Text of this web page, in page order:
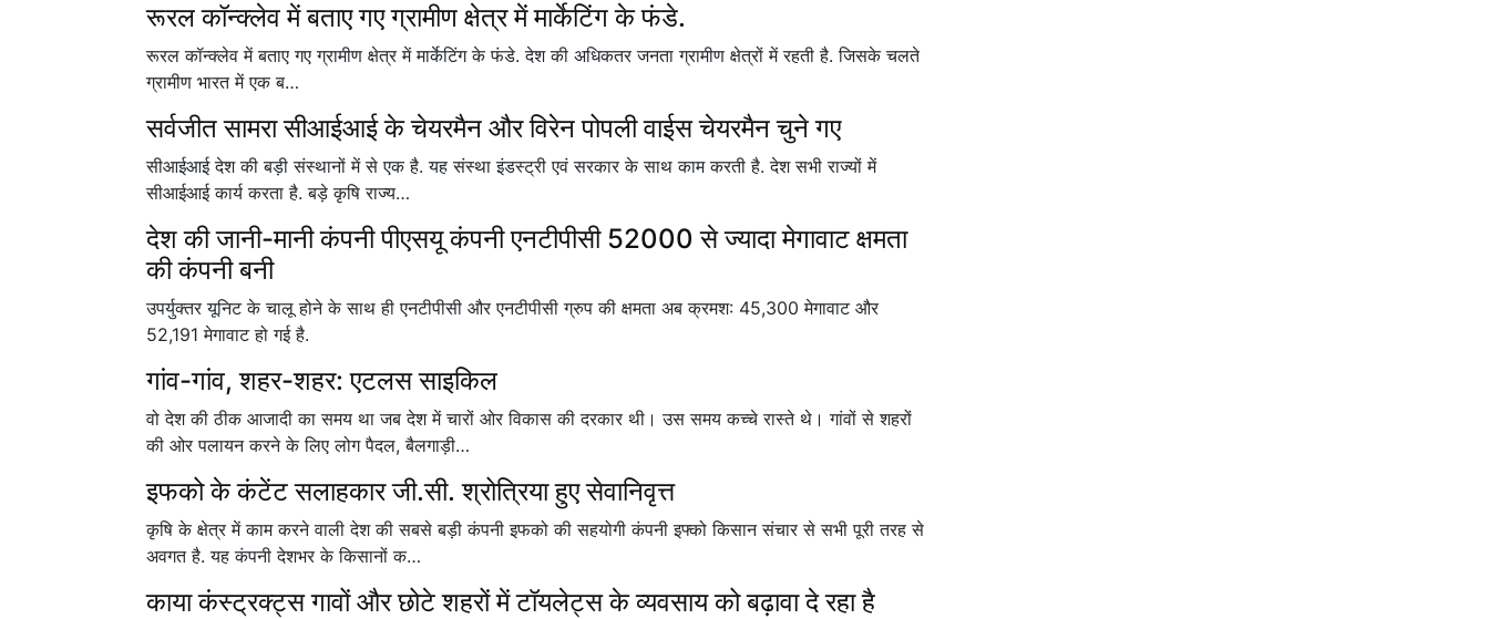
रूरल कॉन्क्लेव में बताए गए ग्रामीण क्षेत्र में मार्केटिंग के फंडे.
रूरल कॉन्क्लेव में बताए गए ग्रामीण क्षेत्र में मार्केटिंग के फंडे. देश की अधिकतर जनता ग्रामीण क्षेत्रों में रहती है. जिसके चलते
ग्रामीण भारत में एक ब…
सर्वजीत सामरा सीआईआई के चेयरमैन और विरेन पोपली वाईस चेयरमैन चुने गए
सीआईआई देश की बड़ी संस्थानों में से एक है. यह संस्था इंडस्ट्री एवं सरकार के साथ काम करती है. देश सभी राज्यों में
सीआईआई कार्य करता है. बड़े कृषि राज्य…
देश की जानी-मानी कंपनी पीएसयू कंपनी एनटीपीसी 52000 से ज्यादा मेगावाट क्षमता
की कंपनी बनी
उपर्युक्तर यूनिट के चालू होने के साथ ही एनटीपीसी और एनटीपीसी ग्रुप की क्षमता अब क्रमश: 45,300 मेगावाट और
52,191 मेगावाट हो गई है.
गांव-गांव, शहर-शहर: एटलस साइकिल
वो देश की ठीक आजादी का समय था जब देश में चारों ओर विकास की दरकार थी। उस समय कच्चे रास्ते थे। गांवों से शहरों
की ओर पलायन करने के लिए लोग पैदल, बैलगाड़ी…
इफको के कंटेंट सलाहकार जी.सी. श्रोत्रिया हुए सेवानिवृत्त
कृषि के क्षेत्र में काम करने वाली देश की सबसे बड़ी कंपनी इफको की सहयोगी कंपनी इफ्को किसान संचार से सभी पूरी तरह से
अवगत है. यह कंपनी देशभर के किसानों क…
काया कंस्ट्रक्ट्स गावों और छोटे शहरों में टॉयलेट्स के व्यवसाय को बढ़ावा दे रहा है